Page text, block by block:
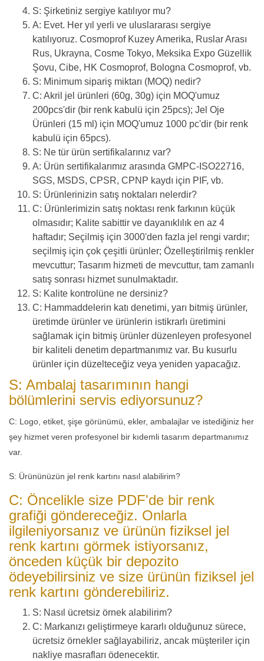
S: Şirketiniz sergiye katılıyor mu?
A: Evet. Her yıl yerli ve uluslararası sergiye
katılıyoruz. Cosmoprof Kuzey Amerika, Ruslar Arası
Rus, Ukrayna, Cosme Tokyo, Meksika Expo Güzellik
Şovu, Cibe, HK Cosmoprof, Bologna Cosmoprof, vb.
S: Minimum sipariş miktarı (MOQ) nedir?
C: Akril jel ürünleri (60g, 30g) için MOQ'umuz
200pcs'dir (bir renk kabulü için 25pcs); Jel Oje
Ürünleri (15 ml) için MOQ'umuz 1000 pc'dir (bir renk
kabulü için 65pcs).
S: Ne tür ürün sertifikalarınız var?
A: Ürün sertifikalarımız arasında GMPC-ISO22716,
SGS, MSDS, CPSR, CPNP kaydı için PIF, vb.
S: Ürünlerinizin satış noktaları nelerdir?
C: Ürünlerimizin satış noktası renk farkının küçük
olmasıdır; Kalite sabittir ve dayanıklılık en az 4
haftadır; Seçilmiş için 3000'den fazla jel rengi vardır;
seçilmiş için çok çeşitli ürünler; Özelleştirilmiş renkler
mevcuttur; Tasarım hizmeti de mevcuttur, tam zamanlı
satış sonrası hizmet sunulmaktadır.
S: Kalite kontrolüne ne dersiniz?
C: Hammaddelerin katı denetimi, yarı bitmiş ürünler,
üretimde ürünler ve ürünlerin istikrarlı üretimini
sağlamak için bitmiş ürünler düzenleyen profesyonel
bir kaliteli denetim departmanımız var. Bu kusurlu
ürünler için düzelteceğiz veya yeniden yapacağız.
S: Ambalaj tasarımının hangi
bölümlerini servis ediyorsunuz?
C: Logo, etiket, şişe görünümü, ekler, ambalajlar ve istediğiniz her
şey hizmet veren profesyonel bir kıdemli tasarım departmanımız
var.
S: Ürününüzün jel renk kartını nasıl alabilirim?
C: Öncelikle size PDF'de bir renk
grafiği göndereceğiz. Onlarla
ilgileniyorsanız ve ürünün fiziksel jel
renk kartını görmek istiyorsanız,
önceden küçük bir depozito
ödeyebilirsiniz ve size ürünün fiziksel jel
renk kartını gönderebiliriz.
S: Nasıl ücretsiz örnek alabilirim?
C: Markanızı geliştirmeye kararlı olduğunuz sürece,
ücretsiz örnekler sağlayabiliriz, ancak müşteriler için
nakliye masrafları ödenecektir.